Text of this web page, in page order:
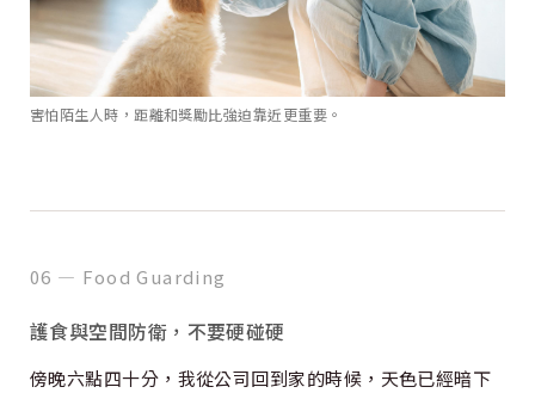
害怕陌生人時，距離和獎勵比強迫靠近更重要。
06 — Food Guarding
護食與空間防衛，不要硬碰硬
傍晚六點四十分，我從公司回到家的時候，天色已經暗下